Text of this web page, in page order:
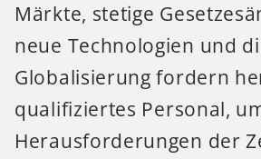
Märkte, stetige
neue Technologien und
Globalisierung fordern
qualifiziertes Personal,
Herausforderungen der